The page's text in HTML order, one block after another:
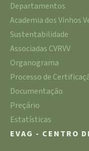
Departamentos
Academia dos Vinhos
Sustentabilidade
Associadas CVRVV
Organograma
Processo de
Documentação
Preçário
Estatísticas
EVAG - CENTRO